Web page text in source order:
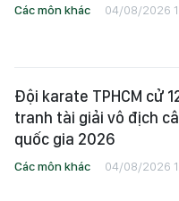
Các môn khác 04/08/2026
Đội karate TPHCM cử
tranh tài giải vô địch
quốc gia 2026
Các môn khác 04/08/2026